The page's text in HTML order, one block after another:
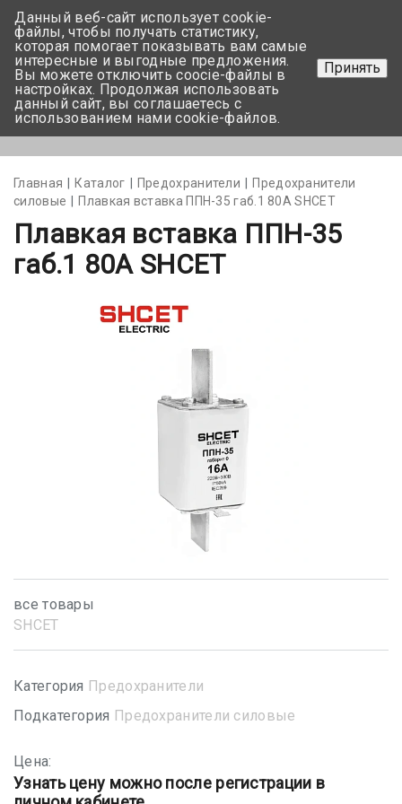
+375 17-350-99-56
+375 44-752-82-08
Задать вопрос
Главная Каталог Предохранители
Предохранители
силовые
Плавкая вставка ППН-35 габ.1 80А SHCET
Плавкая вставка ППН-35
габ.1 80А SHCET
все товары
SHСET
Категория Предохранители
Подкатегория Предохранители силовые
Цена:
Узнать цену можно после регистрации в
Данный веб-сайт использует cookie-
файлы, чтобы получать статистику,
которая помогает показывать вам самые
интересные и выгодные предложения.
Вы можете отключить coocie-файлы в
настройках. Продолжая использовать
данный сайт, вы соглашаетесь с
использованием нами cookie-файлов.
Принять